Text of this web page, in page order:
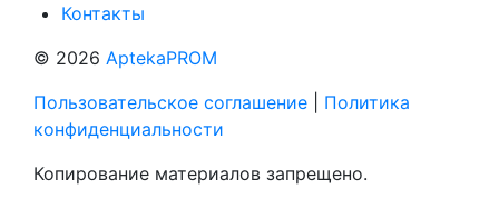
Контакты
© 2026 AptekaPROM
Пользовательское соглашение
Политика
конфиденциальности
Копирование материалов запрещено.